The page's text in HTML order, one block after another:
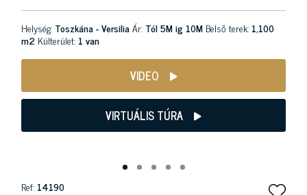
Helység: Toszkána - VersiliaÁr: Tól 5M ig 10M Belső terek: 1,100
m2 Külterület: 1 van
VIDEO
VIRTUÁLIS TÚRA
Ref: 14190